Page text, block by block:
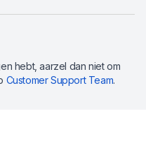
hebt, aarzel dan niet om
Customer Support Team.